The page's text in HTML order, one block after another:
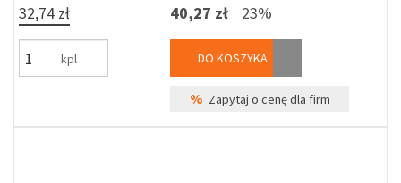
32,74 zł
kpl
40,27 zł 23%
DO KOSZYKA
% Zapytaj o cenę dla firm